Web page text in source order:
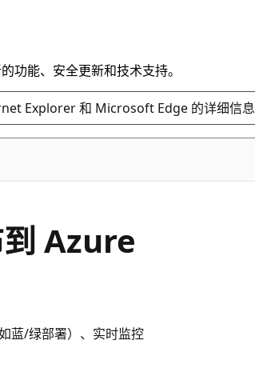
功能、安全更新和技术支持。
Explorer 和 Microsoft Edge 的详细信息
Azure
蓝/绿部署）、实时监控